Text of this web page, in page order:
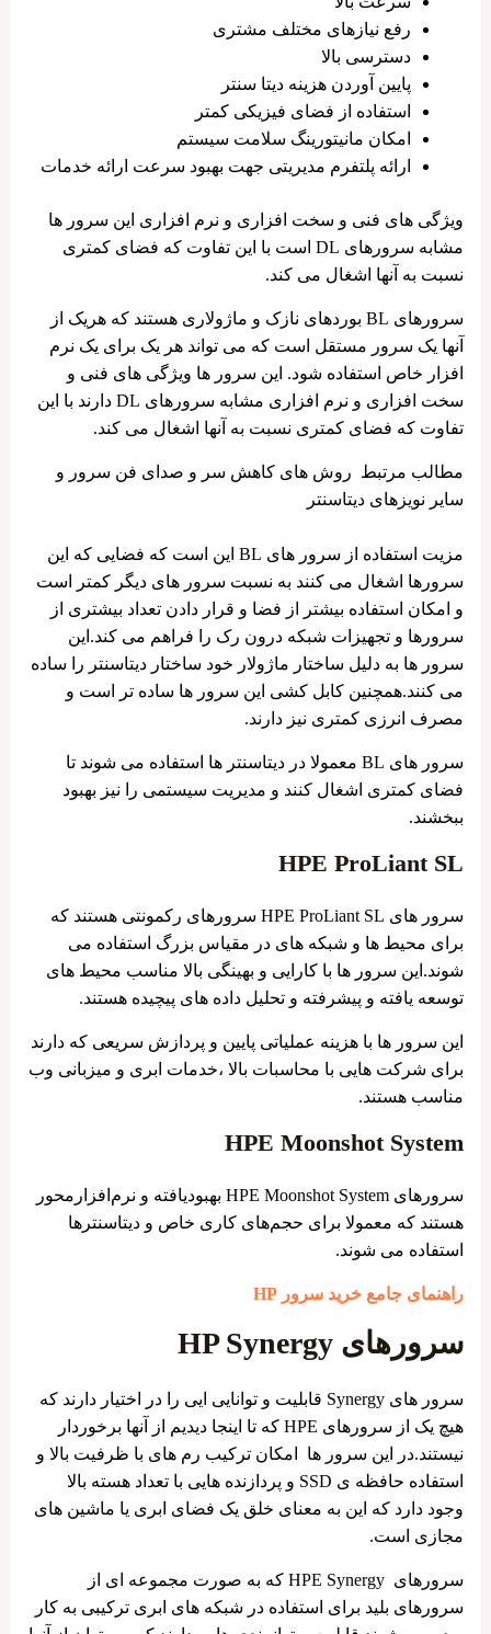
رفع نیازهای مختلف مشتری
دسترسی بالا
پایین آوردن هزینه دیتا سنتر
استفاده از فضای فیزیکی کمتر
امکان مانیتورینگ سلامت سیستم
ارائه پلتفرم مدیریتی جهت بهبود سرعت ارائه خدمات
ویژگی های فنی و سخت افزاری و نرم افزاری این سرور ها
مشابه سرورهای DL است با این تفاوت که فضای کمتری
نسبت به آنها اشغال می کند.
سرورهای BL بوردهای نازک و ماژولاری هستند که هریک از
آنها یک سرور مستقل است که می تواند هر یک برای یک نرم
افزار خاص استفاده شود. این سرور ها ویژگی های فنی و
سخت افزاری و نرم افزاری مشابه سرورهای DL دارند با این
تفاوت که فضای کمتری نسبت به آنها اشغال می کند.
مطالب مرتبط روش های کاهش سر و صدای فن سرور و
سایر نویزهای دیتاسنتر
مزیت استفاده از سرور های BL این است که فضایی که این
سرورها اشغال می کنند به نسبت سرور های دیگر کمتر است
و امکان استفاده بیشتر از فضا و قرار دادن تعداد بیشتری از
سرورها و تجهیزات شبکه درون رک را فراهم می کند.این
سرور ها به دلیل ساختار ماژولار خود ساختار دیتاسنتر را ساده
می کنند.همچنین کابل کشی این سرور ها ساده تر است و
مصرف انرزی کمتری نیز دارند.
سرور های BL معمولا در دیتاسنتر ها استفاده می شوند تا
فضای کمتری اشغال کنند و مدیریت سیستمی را نیز بهبود
ببخشند.
HPE ProLiant SL
سرور های HPE ProLiant SL سرورهای رکمونتی هستند که
برای محیط ها و شبکه های در مقیاس بزرگ استفاده می
شوند.این سرور ها با کارایی و بهینگی بالا مناسب محیط های
توسعه یافته و پیشرفته و تحلیل داده های پیچیده هستند.
این سرور ها با هزینه عملیاتی پایین و پردازش سریعی که دارند
برای شرکت هایی با محاسبات بالا ،خدمات ابری و میزبانی وب
مناسب هستند.
HPE Moonshot System
سرورهای HPE Moonshot System بهبودیافته و نرم‌افزارمحور
هستند که معمولا برای حجم‌های کاری خاص و دیتاسنترها
استفاده می شوند.
راهنمای جامع خرید سرور HP
سرورهای HP Synergy
سرور های Synergy قابلیت و توانایی ایی را در اختیار دارند که
هیچ یک از سرورهای HPE که تا اینجا دیدیم از آنها برخوردار
نیستند.در این سرور ها امکان ترکیب رم های با ظرفیت بالا و
استفاده حافظه ی SSD و پردازنده هایی با تعداد هسته بالا
وجود دارد که این به معنای خلق یک فضای ابری یا ماشین های
مجازی است.
سرورهای HPE Synergy که به صورت مجموعه ای از
سرورهای بلید برای استفاده در شبکه های ابری ترکیبی به کار